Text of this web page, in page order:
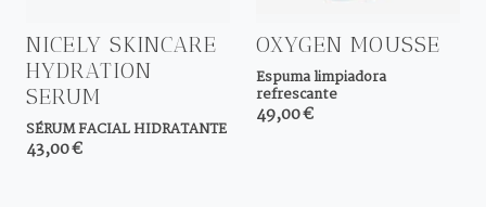
NICELY SKINCARE
HYDRATION
SERUM
SÉRUM FACIAL HIDRATANTE
43,00 €
OXYGEN MOUSSE
Espuma limpiadora
refrescante
49,00 €